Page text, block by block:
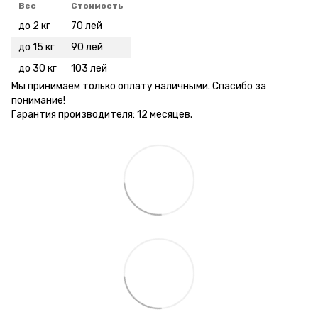
Вес Стоимость
до 2 кг
70 лей
до 15 кг
90 лей
до 30 кг
103 лей
Мы принимаем только оплату наличными. Спасибо за
понимание!
Гарантия производителя: 12 месяцев.